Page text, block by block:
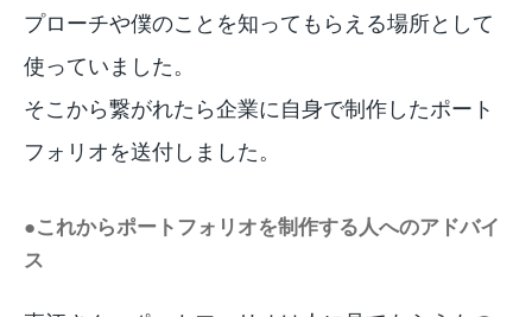
プローチや僕のことを知ってもらえる場所として
使っていました。
そこから繋がれたら企業に自身で制作したポート
フォリオを送付しました。
●これからポートフォリオを制作する人へのアドバイ
ス